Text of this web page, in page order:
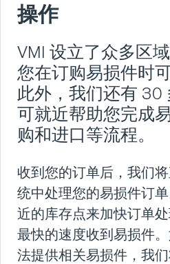
操作
VMI 设立了众多区
您在订购易损件时
此外，我们还有 30
可就近帮助您完成
购和进口等流程。
收到您的订单后，我们
统中处理您的易损件订
近的库存点来加快订单
最快的速度收到易损件
法提供相关易损件，我